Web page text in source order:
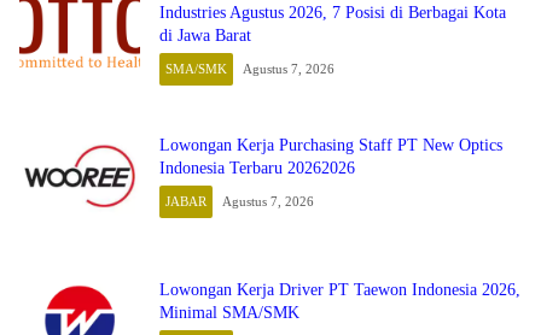
Industries Agustus 2026, 7 Posisi di Berbagai Kota
di Jawa Barat
SMA/SMK Agustus 7, 2026
Lowongan Kerja Purchasing Staff PT New Optics
Indonesia Terbaru 20262026
JABAR Agustus 7, 2026
Lowongan Kerja Driver PT Taewon Indonesia 2026,
Minimal SMA/SMK